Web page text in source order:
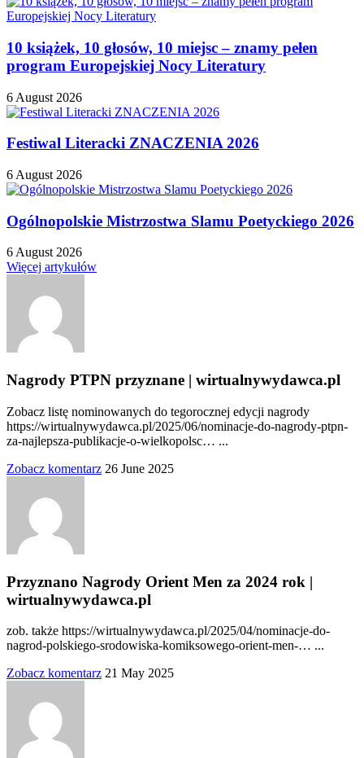
10 książek, 10 głosów, 10 miejsc – znamy pełen
program Europejskiej Nocy Literatury
6 August 2026
Festiwal Literacki ZNACZENIA 2026
6 August 2026
Ogólnopolskie Mistrzostwa Slamu Poetyckiego 2026
6 August 2026
Więcej artykułów
Nagrody PTPN przyznane | wirtualnywydawca.pl
Zobacz listę nominowanych do tegorocznej edycji nagrody
https://wirtualnywydawca.pl/2025/06/nominacje-do-nagrody-ptpn-
za-najlepsza-publikacje-o-wielkopolsc… ...
Zobacz komentarz 26 June 2025
Przyznano Nagrody Orient Men za 2024 rok |
wirtualnywydawca.pl
zob. także https://wirtualnywydawca.pl/2025/04/nominacje-do-
nagrod-polskiego-srodowiska-komiksowego-orient-men-… ...
Zobacz komentarz 21 May 2025